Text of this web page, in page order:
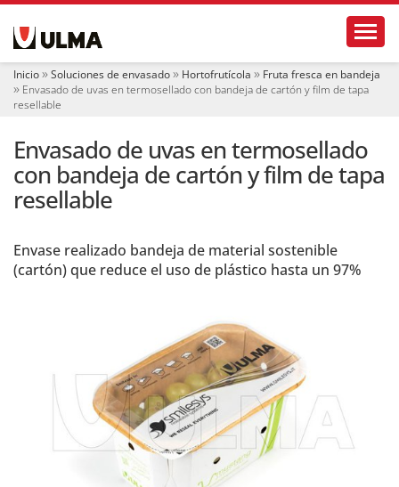
e Inicio Soluciones de envasado Hortofrutícola
Fruta fresca en bandeja
Envasado de uvas en termosellado con bandeja de cartón y film de tapa
resellable
Envasado de uvas en termosellado
con bandeja de cartón y film de tapa
resellable
Envase realizado bandeja de material sostenible
(cartón) que reduce el uso de plástico hasta un 97%